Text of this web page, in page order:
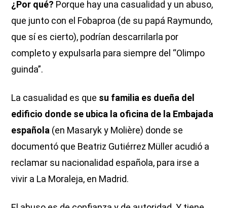
¿Por qué? Porque hay una casualidad y un abuso,
que junto con el Fobaproa (de su papá Raymundo,
que sí es cierto), podrían descarrilarla por
completo y expulsarla para siempre del “Olimpo
guinda”.
La casualidad es que su familia es dueña del
edificio donde se ubica la oficina de la Embajada
española (en Masaryk y Molière) donde se
documentó que Beatriz Gutiérrez Müller acudió a
reclamar su nacionalidad española, para irse a
vivir a La Moraleja, en Madrid.